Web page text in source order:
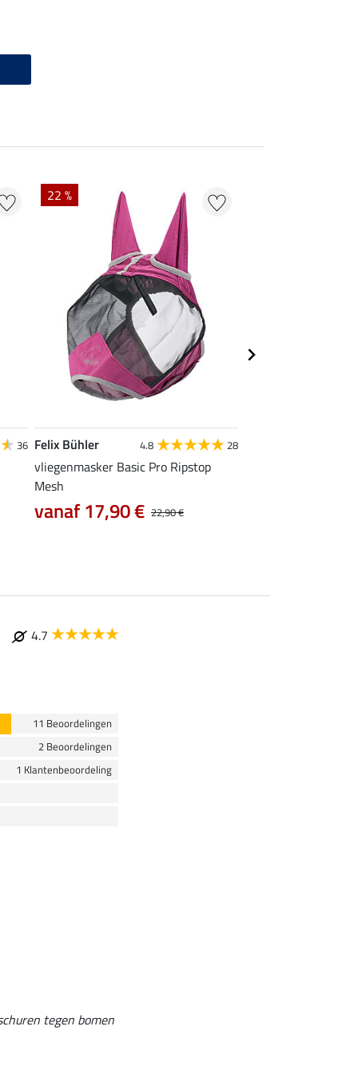
36
22 %
Felix Bühler 4.8 28
vliegenmasker Basic Pro Ripstop
Mesh
22,90 €
vanaf 17,90 €
4.7
11 Beoordelingen
2 Beoordelingen
1 Klantenbeoordeling
tegen bomen